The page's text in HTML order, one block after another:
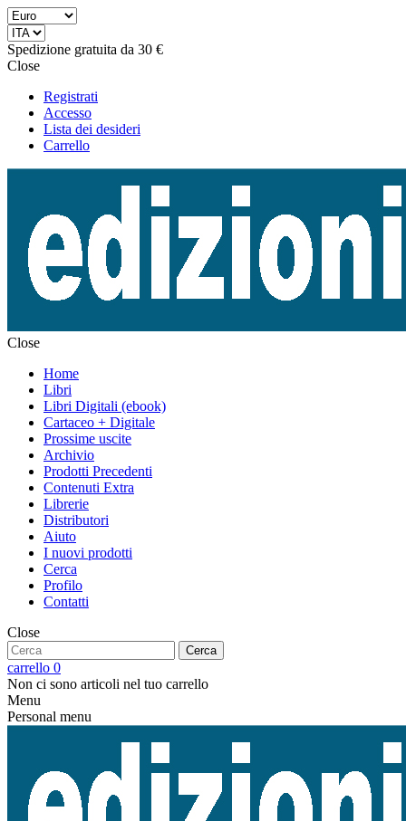
Spedizione gratuita da 30 €
Close
Registrati
Accesso
Lista dei desideri
Carrello
Close
Home
Libri
Libri Digitali (ebook)
Cartaceo + Digitale
Prossime uscite
Archivio
Prodotti Precedenti
Contenuti Extra
Librerie
Distributori
Aiuto
I nuovi prodotti
Cerca
Profilo
Contatti
Close
Cerca
carrello 0
Non ci sono articoli nel tuo carrello
Menu
Personal menu